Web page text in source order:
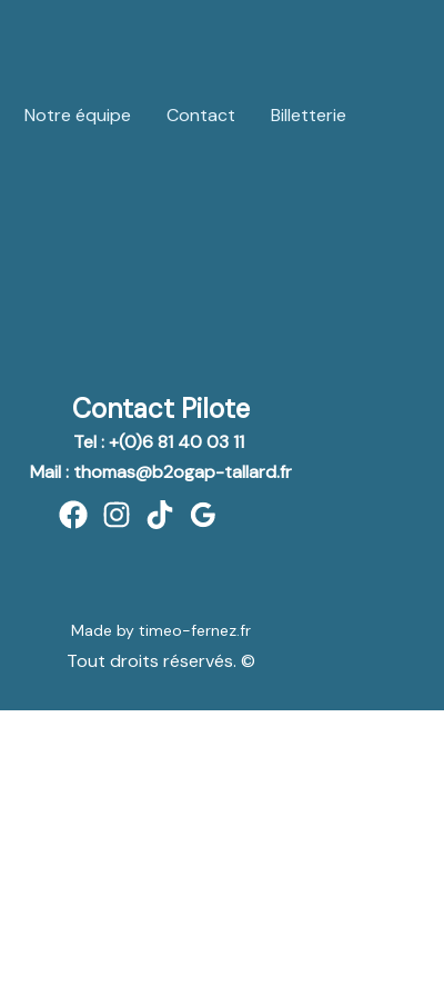
Notre équipe Contact Billetterie
Contact Pilote
Tel : +(0)6 81 40 03 11
Mail : thomas@b2ogap-tallard.fr
Made by timeo-fernez.fr
Tout droits réservés. ©